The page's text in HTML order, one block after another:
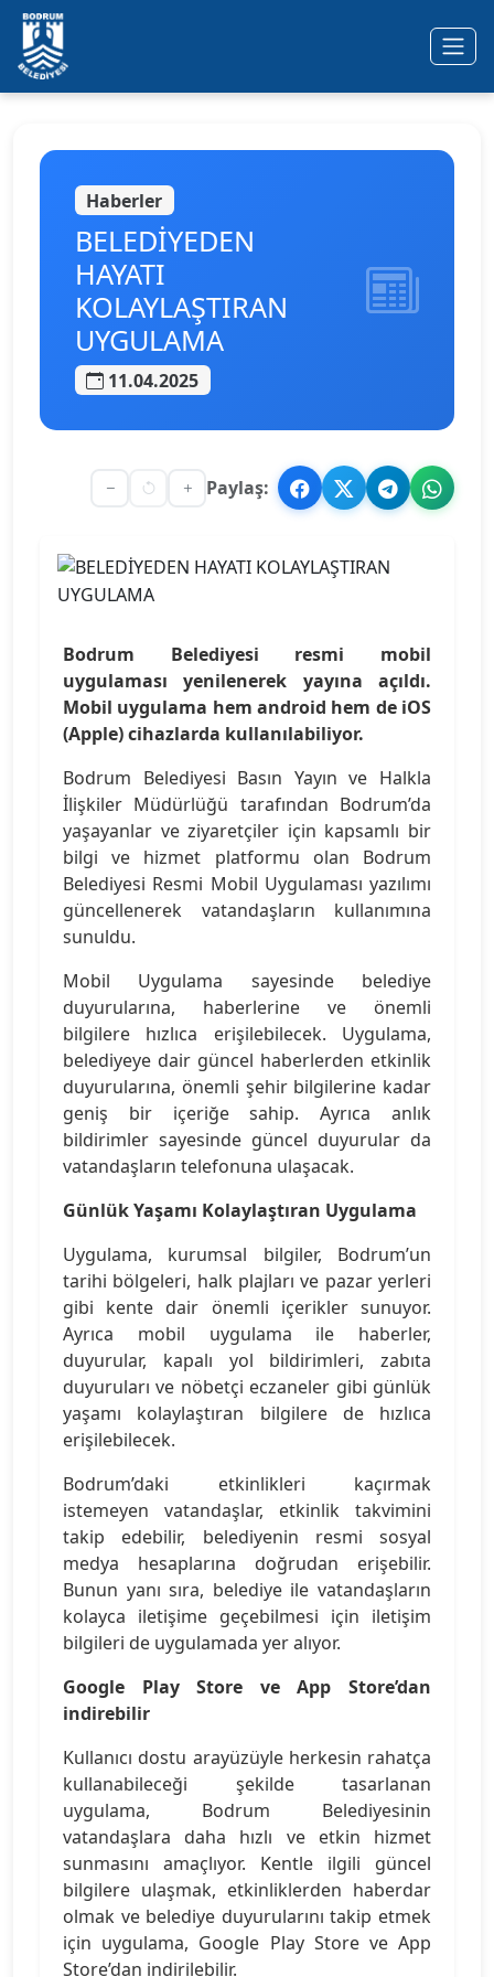
Ana içeriğe geç
Haberler
BELEDİYEDEN
HAYATI
KOLAYLAŞTIRAN
UYGULAMA
11.04.2025
Paylaş:
Bodrum Belediyesi resmi mobil
uygulaması yenilenerek yayına açıldı.
Mobil uygulama hem android hem de iOS
(Apple) cihazlarda kullanılabiliyor.
Bodrum Belediyesi Basın Yayın ve Halkla
İlişkiler Müdürlüğü tarafından Bodrum’da
yaşayanlar ve ziyaretçiler için kapsamlı bir
bilgi ve hizmet platformu olan Bodrum
Belediyesi Resmi Mobil Uygulaması yazılımı
güncellenerek vatandaşların kullanımına
sunuldu.
Mobil Uygulama sayesinde belediye
duyurularına, haberlerine ve önemli
bilgilere hızlıca erişilebilecek. Uygulama,
belediyeye dair güncel haberlerden etkinlik
duyurularına, önemli şehir bilgilerine kadar
geniş bir içeriğe sahip. Ayrıca anlık
bildirimler sayesinde güncel duyurular da
vatandaşların telefonuna ulaşacak.
Günlük Yaşamı Kolaylaştıran Uygulama
Uygulama, kurumsal bilgiler, Bodrum’un
tarihi bölgeleri, halk plajları ve pazar yerleri
gibi kente dair önemli içerikler sunuyor.
Ayrıca mobil uygulama ile haberler,
duyurular, kapalı yol bildirimleri, zabıta
duyuruları ve nöbetçi eczaneler gibi günlük
yaşamı kolaylaştıran bilgilere de hızlıca
erişilebilecek.
Bodrum’daki etkinlikleri kaçırmak
istemeyen vatandaşlar, etkinlik takvimini
takip edebilir, belediyenin resmi sosyal
medya hesaplarına doğrudan erişebilir.
Bunun yanı sıra, belediye ile vatandaşların
kolayca iletişime geçebilmesi için iletişim
bilgileri de uygulamada yer alıyor.
Google Play Store ve App Store’dan
indirebilir
Kullanıcı dostu arayüzüyle herkesin rahatça
kullanabileceği şekilde tasarlanan
uygulama, Bodrum Belediyesinin
vatandaşlara daha hızlı ve etkin hizmet
sunmasını amaçlıyor. Kentle ilgili güncel
bilgilere ulaşmak, etkinliklerden haberdar
olmak ve belediye duyurularını takip etmek
için uygulama, Google Play Store ve App
Store’dan indirilebilir.